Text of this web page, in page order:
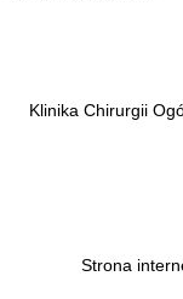
Klinika Chirurgii
Strona